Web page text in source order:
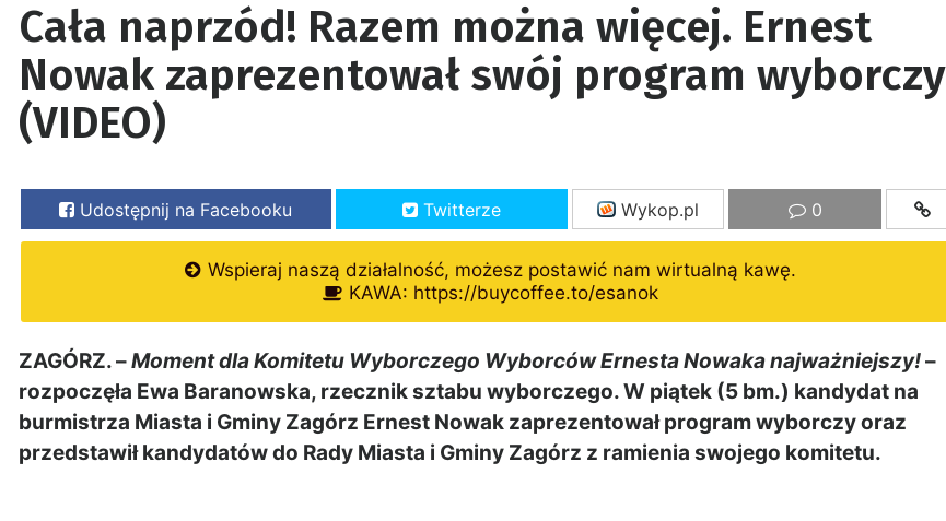
Cała naprzód! Razem można więcej. Ernest
Nowak zaprezentował swój program wyborczy
(VIDEO)
Udostępnij na Facebooku Twitterze Wykop.pl 0
Wspieraj naszą działalność, możesz postawić nam wirtualną kawę.
KAWA: https://buycoffee.to/esanok
ZAGÓRZ. –Moment dla Komitetu Wyborczego Wyborców Ernesta Nowaka najważniejszy!–
rozpoczęła Ewa Baranowska, rzecznik sztabu wyborczego. W piątek (5 bm.) kandydat na
burmistrza Miasta i Gminy Zagórz Ernest Nowak zaprezentował program wyborczy oraz
przedstawił kandydatów do Rady Miasta i Gminy Zagórz z ramienia swojego komitetu.